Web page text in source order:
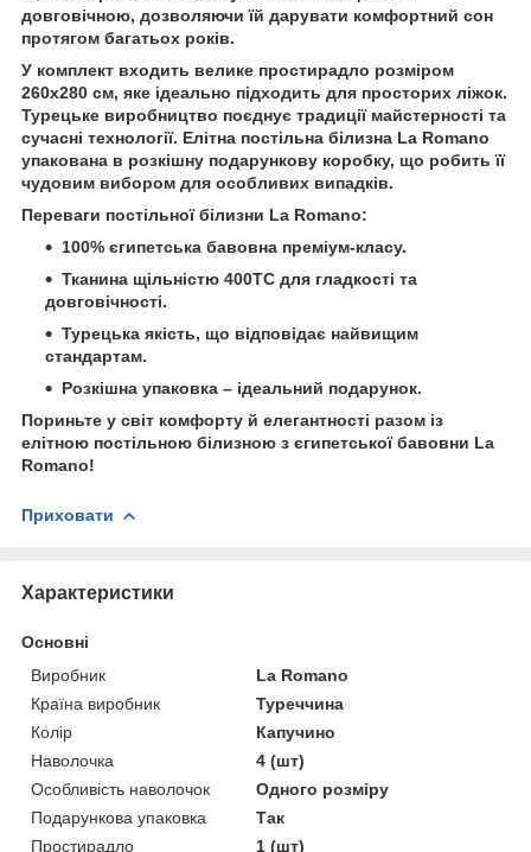
довговічною, дозволяючи їй дарувати комфортний сон
протягом багатьох років.
У комплект входить велике простирадло розміром
260х280 см, яке ідеально підходить для просторих ліжок.
Турецьке виробництво поєднує традиції майстерності та
сучасні технології. Елітна постільна білизна La Romano
упакована в розкішну подарункову коробку, що робить її
чудовим вибором для особливих випадків.
Переваги постільної білизни La Romano:
100% єгипетська бавовна преміум-класу.
Тканина щільністю 400ТС для гладкості та
довговічності.
Турецька якість, що відповідає найвищим
стандартам.
Розкішна упаковка – ідеальний подарунок.
Пориньте у світ комфорту й елегантності разом із
елітною постільною білизною з єгипетської бавовни La
Romano!
Приховати
Характеристики
Основні
Виробник
La Romano
Країна виробник
Туреччина
Колір
Капучино
Наволочка
4 (шт)
Особливість наволочок
Одного розміру
Подарункова упаковка
Так
Простирадло
1 (шт)